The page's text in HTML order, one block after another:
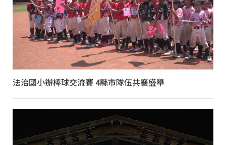
法治國小辦棒球交流賽 4縣市隊伍共襄盛舉